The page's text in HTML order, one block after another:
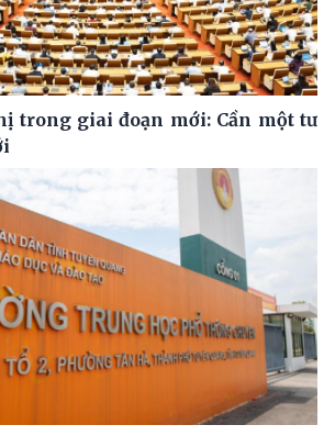
trong giai đoạn mới: Cần một tư